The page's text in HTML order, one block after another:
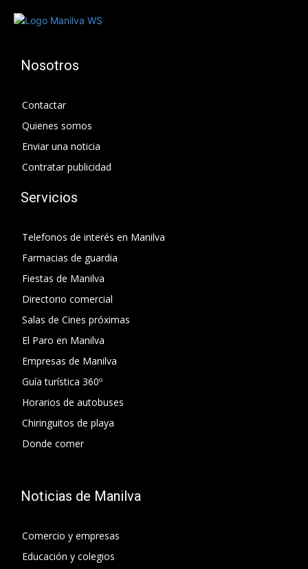
Nosotros
Contactar
Quienes somos
Enviar una noticia
Contratar publicidad
Servicios
Telefonos de interés en Manilva
Farmacias de guardia
Fiestas de Manilva
Directorio comercial
Salas de Cines próximas
El Paro en Manilva
Empresas de Manilva
Guía turística 360º
Horarios de autobuses
Chiringuitos de playa
Donde comer
Noticias de Manilva
Comercio y empresas
Educación y colegios